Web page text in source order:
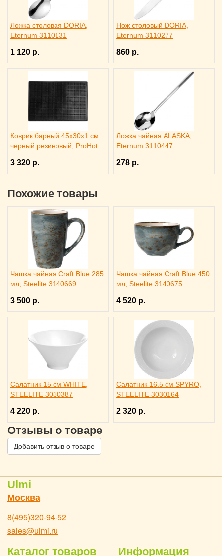
Ложка столовая DORIA,
Eternum 3110131
1 120 р.
Нож столовый DORIA,
Eternum 3110277
860 р.
Коврик барный 45x30x1 см
черный резиновый, ProHotel
3 320 р.
Ложка чайная ALASKA,
Eternum 3110447
278 р.
Похожие товары
Чашка чайная Craft Blue 285
мл, Steelite 3140669
3 500 р.
Чашка чайная Craft Blue 450
мл, Steelite 3140675
4 520 р.
Салатник 15 см WHITE,
STEELITE 3030387
4 220 р.
Салатник 16.5 см SPYRO,
STEELITE 3030164
2 320 р.
Отзывы о товаре
Добавить отзыв о товаре
Ulmi
Москва
8(495)320-94-52
sales@ulmi.ru
Каталог товаров Информация